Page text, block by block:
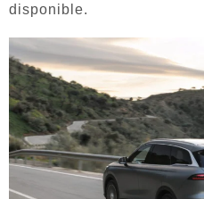
disponible.